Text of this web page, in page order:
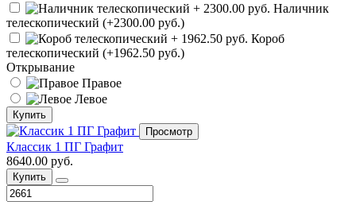
Наличник
телескопический (+2300.00 руб.)
Короб
телескопический (+1962.50 руб.)
Открывание
Правое
Левое
Купить
Просмотр
Классик 1 ПГ Графит
8640.00 руб.
Купить